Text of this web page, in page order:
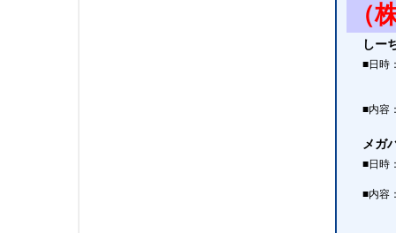
（
しー
■日時
■内容
メガ
■日時
■内容